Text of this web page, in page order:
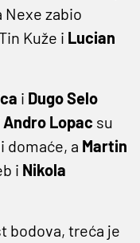
Nexe zabio
Kuže i Lucian
i Dugo Selo
Andro Lopac su
domaće, a Martin
i Nikola
bodova, treća je